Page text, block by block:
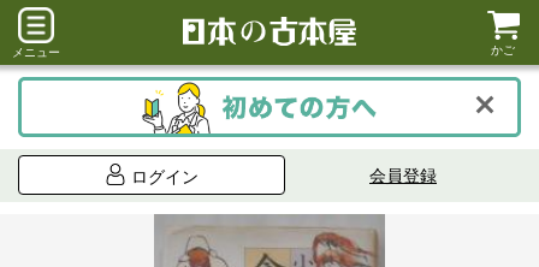
メニュー かご
ログイン 会員登録